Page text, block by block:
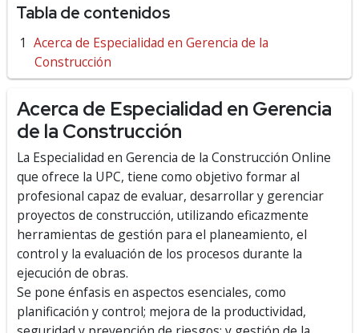
Tabla de contenidos
Acerca de Especialidad en Gerencia de la
Construcción
Acerca de Especialidad en Gerencia
de la Construcción
La Especialidad en Gerencia de la Construcción Online
que ofrece la UPC, tiene como objetivo formar al
profesional capaz de evaluar, desarrollar y gerenciar
proyectos de construcción, utilizando e­ficazmente
herramientas de gestión para el planeamiento, el
control y la evaluación de los procesos durante la
ejecución de obras.
Se pone énfasis en aspectos esenciales, como
planificación y control; mejora de la productividad,